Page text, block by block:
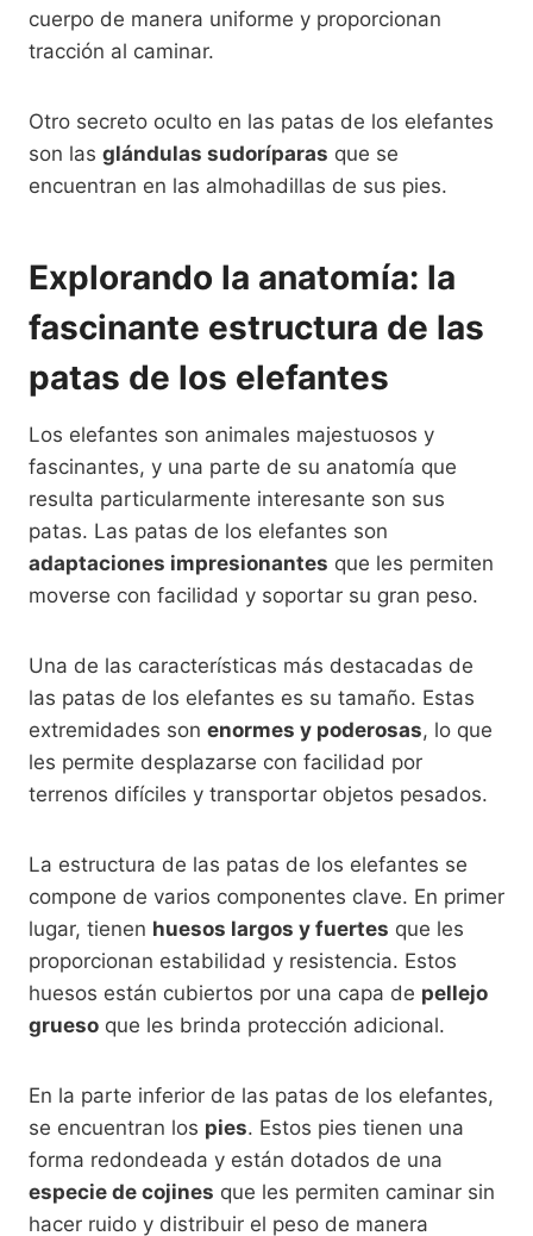
cuerpo de manera uniforme y proporcionan
tracción al caminar.
Otro secreto oculto en las patas de los elefantes
son las glándulas sudoríparas que se
encuentran en las almohadillas de sus pies.
Explorando la anatomía: la
fascinante estructura de las
patas de los elefantes
Los elefantes son animales majestuosos y
fascinantes, y una parte de su anatomía que
resulta particularmente interesante son sus
patas. Las patas de los elefantes son
adaptaciones impresionantes que les permiten
moverse con facilidad y soportar su gran peso.
Una de las características más destacadas de
las patas de los elefantes es su tamaño. Estas
extremidades son enormes y poderosas, lo que
les permite desplazarse con facilidad por
terrenos difíciles y transportar objetos pesados.
La estructura de las patas de los elefantes se
compone de varios componentes clave. En primer
lugar, tienen huesos largos y fuertes que les
proporcionan estabilidad y resistencia. Estos
huesos están cubiertos por una capa de pellejo
grueso que les brinda protección adicional.
En la parte inferior de las patas de los elefantes,
se encuentran los pies. Estos pies tienen una
forma redondeada y están dotados de una
especie de cojines que les permiten caminar sin
hacer ruido y distribuir el peso de manera